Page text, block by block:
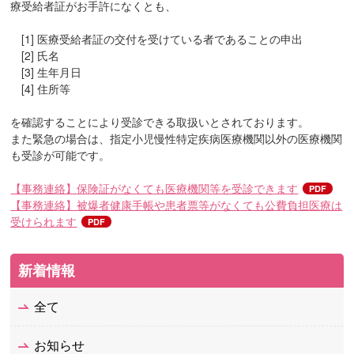
療受給者証がお手許になくとも、
[1] 医療受給者証の交付を受けている者であることの申出
[2] 氏名
[3] 生年月日
[4] 住所等
を確認することにより受診できる取扱いとされております。
また緊急の場合は、指定小児慢性特定疾病医療機関以外の医療機関
も受診が可能です。
【事務連絡】保険証がなくても医療機関等を受診できます
【事務連絡】被爆者健康手帳や患者票等がなくても公費負担医療は
受けられます
新着情報
全て
お知らせ